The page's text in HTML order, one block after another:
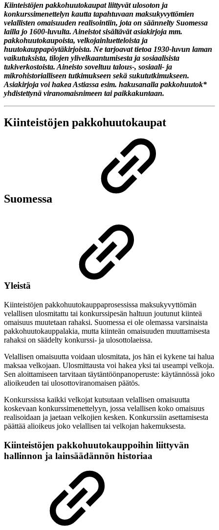
Kiinteistöjen pakkohuutokaupat liittyvät ulosoton ja
konkurssimenettelyn kautta tapahtuvaan maksukyvyttömien
velallisten omaisuuden realisointiin, jota on säännelty Suomessa
lailla jo 1600-luvulta. Aineistot sisältävät asiakirjoja mm.
pakkohuutokaupoista, velkojainluetteloista ja
huutokauppapöytäkirjoista. Ne tarjoavat tietoa 1930-luvun laman
vaikutuksista, tilojen ylivelkaantumisesta ja sosiaalisista
tukiverkostoista. Aineisto soveltuu talous-, sosiaali- ja
mikrohistorialliseen tutkimukseen sekä sukututkimukseen.
Asiakirjoja voi hakea Astiassa esim. hakusanalla pakkohuutok*
yhdistettynä viranomaisnimeen tai paikkakuntaan.
Kiinteistöjen pakkohuutokaupat
Suomessa
Yleistä
Kiinteistöjen pakkohuutokauppaprosessissa maksukyvyttömän
velallisen ulosmitattu tai konkurssipesän haltuun joutunut kiinteä
omaisuus muutetaan rahaksi. Suomessa ei ole olemassa varsinaista
pakkohuutokauppalakia, mutta kiinteän omaisuuden muuttamisesta
rahaksi on säädelty konkurssi- ja ulosottolaeissa.
Velallisen omaisuutta voidaan ulosmitata, jos hän ei kykene tai halua
maksaa velkojaan. Ulosmittausta voi hakea yksi tai useampi velkoja.
Sen aloittamiseen tarvitaan täytäntöönpanoperuste: käytännössä joko
alioikeuden tai ulosottoviranomaisen päätös.
Konkurssissa kaikki velkojat kutsutaan velallisen omaisuutta
koskevaan konkurssimenettelyyn, jossa velallisen koko omaisuus
realisoidaan ja jaetaan velkojien kesken. Konkurssiin asettamisesta
päättää alioikeus joko velallisen tai velkojan hakemuksesta.
Kiinteistöjen pakkohuutokauppoihin liittyvän
hallinnon ja lainsäädännön historiaa